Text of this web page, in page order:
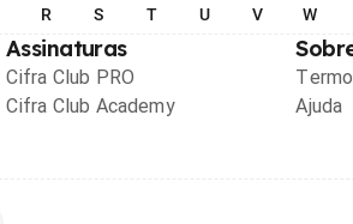
R S T U V W
Assinaturas
Cifra Club PRO
Cifra Club Academy
Ajuda